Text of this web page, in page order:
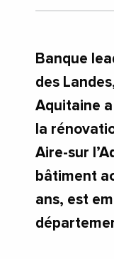
Banque
des
Aquitaine
la
Aire-sur
bâtiment
ans, est